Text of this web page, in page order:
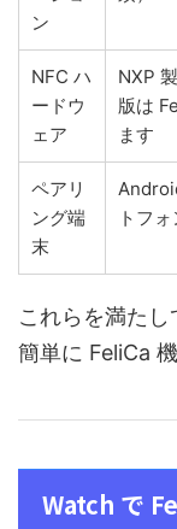
ン
NFC ハ
ードウ
ェア
NXP
版は
ます
ペアリ
ング端
末
トフ
これらを満た
簡単に FeliCa
Watch で